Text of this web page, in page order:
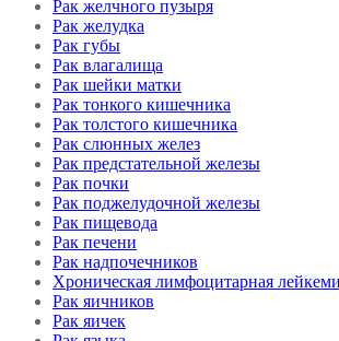
Рак желчного пузыря
Рак желудка
Рак губы
Рак влагалища
Рак шейки матки
Рак тонкого кишечника
Рак толстого кишечника
Рак слюнных желез
Рак предстательной железы
Рак почки
Рак поджелудочной железы
Рак пищевода
Рак печени
Рак надпочечников
Хроническая лимфоцитарная
Рак яичников
Рак яичек